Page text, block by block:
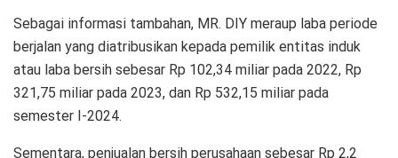
Sebagai informasi tambahan, MR. DIY meraup laba periode
berjalan yang diatribusikan kepada pemilik entitas induk
atau laba bersih sebesar Rp 102,34 miliar pada 2022, Rp
321,75 miliar pada 2023, dan Rp 532,15 miliar pada
semester I-2024.
Sementara, penjualan bersih perusahaan sebesar Rp 2,2